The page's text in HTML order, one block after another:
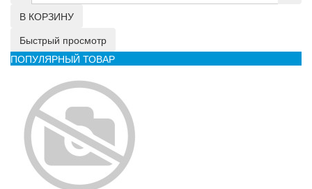
В КОРЗИНУ
Быстрый просмотр
ПОПУЛЯРНЫЙ ТОВАР